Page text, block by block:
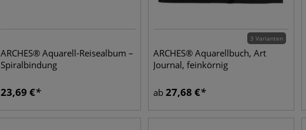
ARCHES® Aquarell-Reisealbum –
Spiralbindung
23,69 €
3 Varianten
ARCHES® Aquarellbuch, Art
Journal, feinkörnig
ab 27,68 €